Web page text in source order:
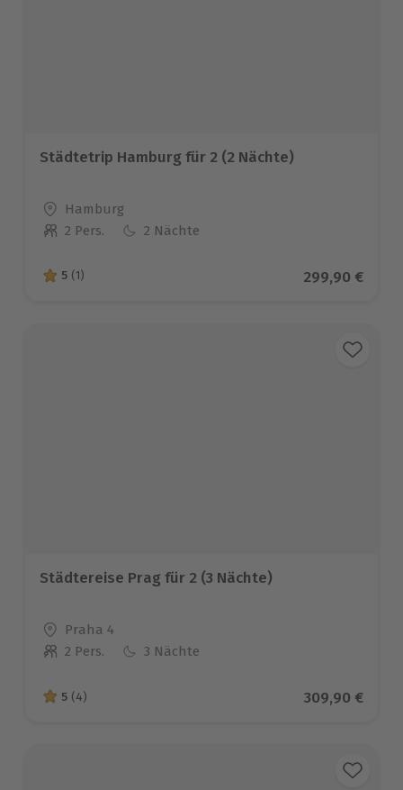
Städtetrip Hamburg für 2 (2 Nächte)
Standort
Hamburg
Anzahl der Teilnehmer
2 Pers. 2 Nächte
5 von 5 Sternen basierend auf 1 Bewertungen
5 (1) Aktueller
299,90 €
Städtereise Prag für 2 (3 Nächte)
Standort
Praha 4
Anzahl der Teilnehmer
2 Pers. 3 Nächte
5 von 5 Sternen basierend auf 4 Bewertungen
5 (4) Aktueller
309,90 €